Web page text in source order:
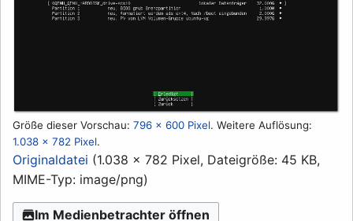
Größe dieser Vorschau: 796 × 600 Pixel. Weitere Auflösung:
1.038 × 782 Pixel.
Originaldatei (1.038 × 782 Pixel, Dateigröße: 45 KB,
MIME-Typ: image/png)
Im Medienbetrachter öffnen